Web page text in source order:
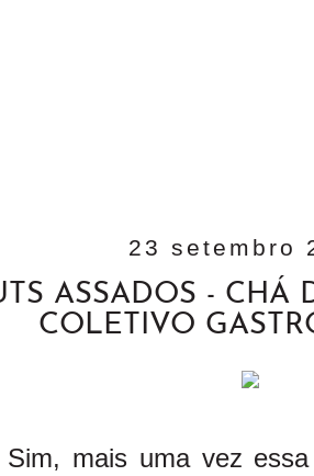
23 setembro
ASSADOS - CHÁ
COLETIVO
Sim, mais uma vez